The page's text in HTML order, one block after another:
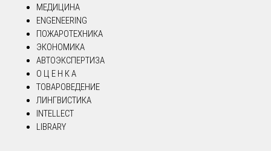
МЕДИЦИНА
ENGENEERING
ПОЖАРОТЕХНИКА
ЭКОНОМИКА
АВТОЭКСПЕРТИЗА
О Ц Е Н К А
ТОВАРОВЕДЕНИЕ
ЛИНГВИСТИКА
INTELLECT
LIBRARY